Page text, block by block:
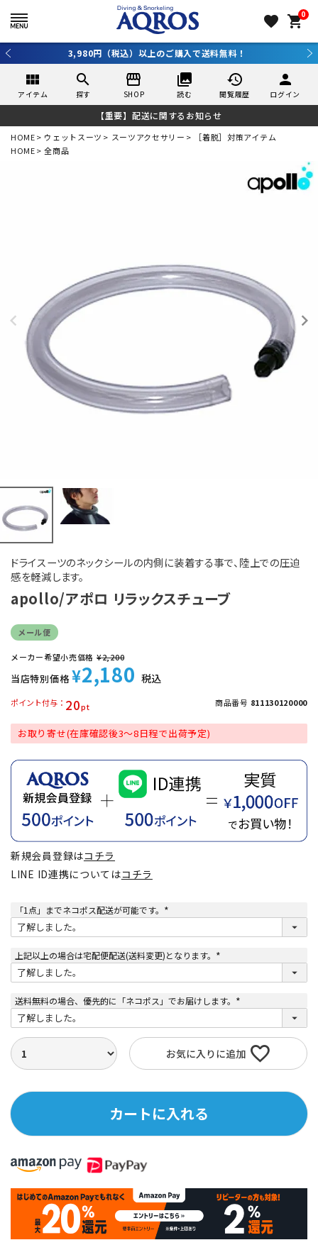
favorite 0
shopping_cart
3,980円（税込）以上のご購入で送料無料！
view_module
アイテム
search
探す
storefront
SHOP
collections
読む
history
閲覧履歴
person
ログイン
【重要】配送に関するお知らせ
HOME ウェットスーツ スーツアクセサリー
［着脱］対策アイテム
HOME
全商品
ドライスーツのネックシールの内側に装着する事で、陸上での圧迫
感を軽減します。
apollo/アポロ リラックスチューブ
メール便
メーカー希望小売価格 ¥2,200
当店特別価格 ¥2,180 税込
20
ポイント付与 商品番号 811130120000
お取り寄せ(在庫確認後3～8日程で出荷予定)
新規会員登録はコチラ
LINE ID連携についてはコチラ
「1点」までネコポス配送が可能です。
(
須
上記以上の場合は宅配便配送(送料変更)となります。
(
須
送料無料の場合、優先的に「ネコポス」でお届けします。
(
須
)
お気に入りに追加
カートに入れる